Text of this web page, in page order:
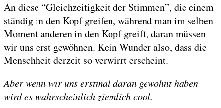
An diese “Gleichzeitigkeit der Stimmen”, die einem
ständig in den Kopf greifen, während man im selben
Moment anderen in den Kopf greift, daran müssen
wir uns erst gewöhnen. Kein Wunder also, dass die
Menschheit derzeit so verwirrt erscheint.
Aberwenn wir uns erstmal daran gewöhnt haben
wird es wahrscheinlich ziemlich cool.